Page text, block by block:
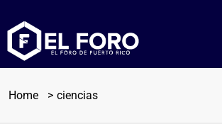
Home ciencias